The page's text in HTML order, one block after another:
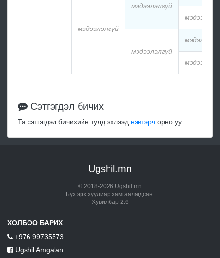
мэдээлэлгүй
мэдээлэлгүй
мэдээлэлгүй
Сэтгэгдэл бичих
Та сэтгэгдэл бичихийн тулд эхлээд нэвтэрч орно уу.
Ugshil.mn
© 2018-2026 Ugshil.mn
Бүх эрх хуулиар хамгаалагдсан.
Хувилбар 2.6
ХОЛБОО БАРИХ
+976 99735573
Ugshil Amgalan